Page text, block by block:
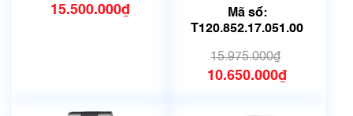
15.500.000₫
Mã số:
T120.852.17.051.00
15.975.000₫
10.650.000₫